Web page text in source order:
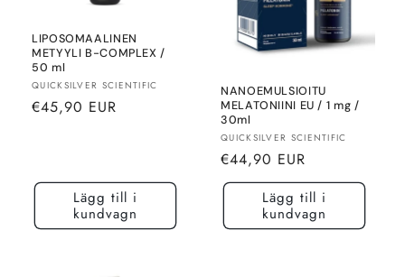
LIPOSOMAALINEN
METYYLI B-COMPLEX /
50 ml
Säljare:
QUICKSILVER SCIENTIFIC
Normalt
€45,90 EUR
Lägg till i
kundvagn
NANOEMULSIOITU
MELATONIINI EU / 1 mg /
30ml
Säljare:
QUICKSILVER SCIENTIFIC
Normalt
pris
€44,90 EUR
Lägg till i
kundvagn